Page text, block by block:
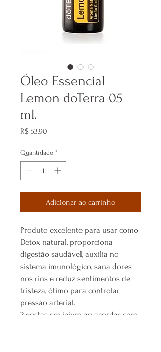
Óleo Essencial
Lemon doTerra 05
ml.
R$ 53,90
Quantidade *
Adicionar ao carrinho
Produto excelente para usar como
Detox natural, proporciona
digestão saudável, auxilia no
sistema imunológico, sana dores
nos rins e reduz sentimentos de
tristeza, ótimo para controlar
pressão arterial.
2 gostas em jejum ao acordar com